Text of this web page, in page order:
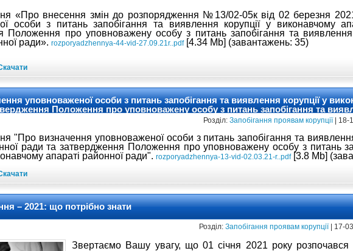
«Про внесення змін до розпорядження №13/02-05к від 02 березня
особи з питань запобігання та виявлення корупції у виконавчому
Положення про уповноважену особу з питань запобігання та виявлення
ради». rozporyadzhennya-44-vid-27.09.21r..pdf[4.34 Mb] (завантажень: 35)
уповноваженої особи з питань запобігання та виявлення корупції у
Положення про уповноважену особу з питань запобігання та
Розділ: Запобігання проявам корупції| 18-
"Про визначення уповноваженої особи з питань запобігання та
ради та затвердження Положення про уповноважену особу з питань
апараті районної ради". rozporyadzhennya-13-vid-02.03.21-r..pdf[3.8 Mb]
– 2021: що потрібно знати
Розділ: Запобігання проявам корупції| 17-
Звертаємо Вашу увагу, що 01 січня 2021 року розпочався